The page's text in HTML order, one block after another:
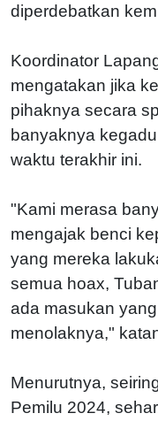
diperdebatkan
Koordinator
mengatakan jika
pihaknya secara
banyaknya
waktu terakhir ini.
"Kami merasa
mengajak benci
yang mereka
semua hoax,
ada masukan
menolaknya,"
Menurutnya,
Pemilu 2024,